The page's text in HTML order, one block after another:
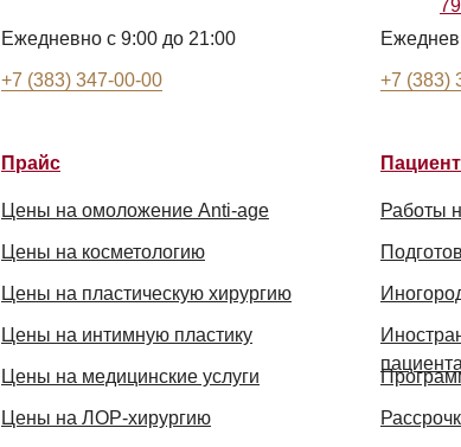
Работы
Прайс
Цены на омоложение Anti-age
Цены на косметологию
Цены на пластическую хирургию
Цены на интимную пластику
Цены на медицинские услуги
Цены на ЛОР-хирургию
Ежедневно с 9:00 до 21:00
+7 (383) 347-00-00 +7 (383)
79